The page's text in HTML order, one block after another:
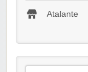
Atalante